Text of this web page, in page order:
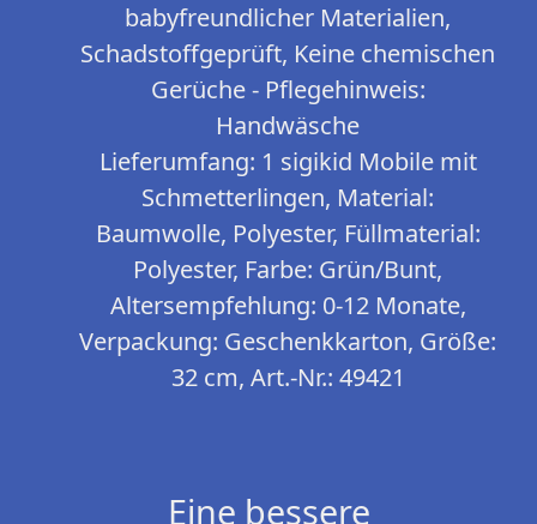
babyfreundlicher Materialien,
Schadstoffgeprüft, Keine chemischen
Gerüche - Pflegehinweis:
Handwäsche
Lieferumfang: 1 sigikid Mobile mit
Schmetterlingen, Material:
Baumwolle, Polyester, Füllmaterial:
Polyester, Farbe: Grün/Bunt,
Altersempfehlung: 0-12 Monate,
Verpackung: Geschenkkarton, Größe:
32 cm, Art.-Nr.: 49421
Eine bessere